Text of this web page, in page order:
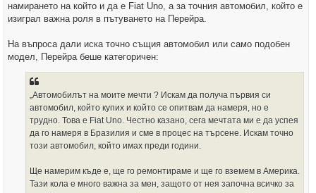
намирането на който и да е Fiat Uno, а за точния автомобил, който е
изиграл важна роля в пътуването на Перейра.
На въпроса дали иска точно същия автомобил или само подобен
модел, Перейра беше категоричен:
„Автомобилът на моите мечти ? Искам да получа първия си
автомобил, който купих и който се опитвам да намеря, но е
трудно. Това е Fiat Uno. Честно казано, сега мечтата ми е да успея
да го намеря в Бразилия и сме в процес на търсене. Искам точно
този автомобил, който имах преди години.
Ще намерим къде е, ще го ремонтираме и ще го вземем в Америка.
Тази кола е много важна за мен, защото от нея започна всичко за